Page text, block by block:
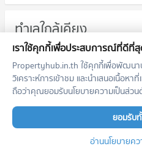
ทำเลใกล้เคียง
รถไฟฟ้า
BL19 คอนโด MRT ศูนย์วัฒนธ
48 โครงการ
คอนโดให้เช่า MRT ศูนย์วัฒน
มีคอนโดให้เช่า 4,121 ประกาศ
ขายคอนโด MRT ศูนย์วัฒนธ
เราใช้คุกกี้เพื่อประสบการณ์ที่ดี
Propertyhub.in.th ใช้คุกกี้เพื่อพัฒน
วิเคราะห์การเข้าชม และนำเสนอเนื้อห
ถือว่าคุณยอมรับนโยบายความเป็นส่วน
ยอมรับ
อ่านนโยบายค